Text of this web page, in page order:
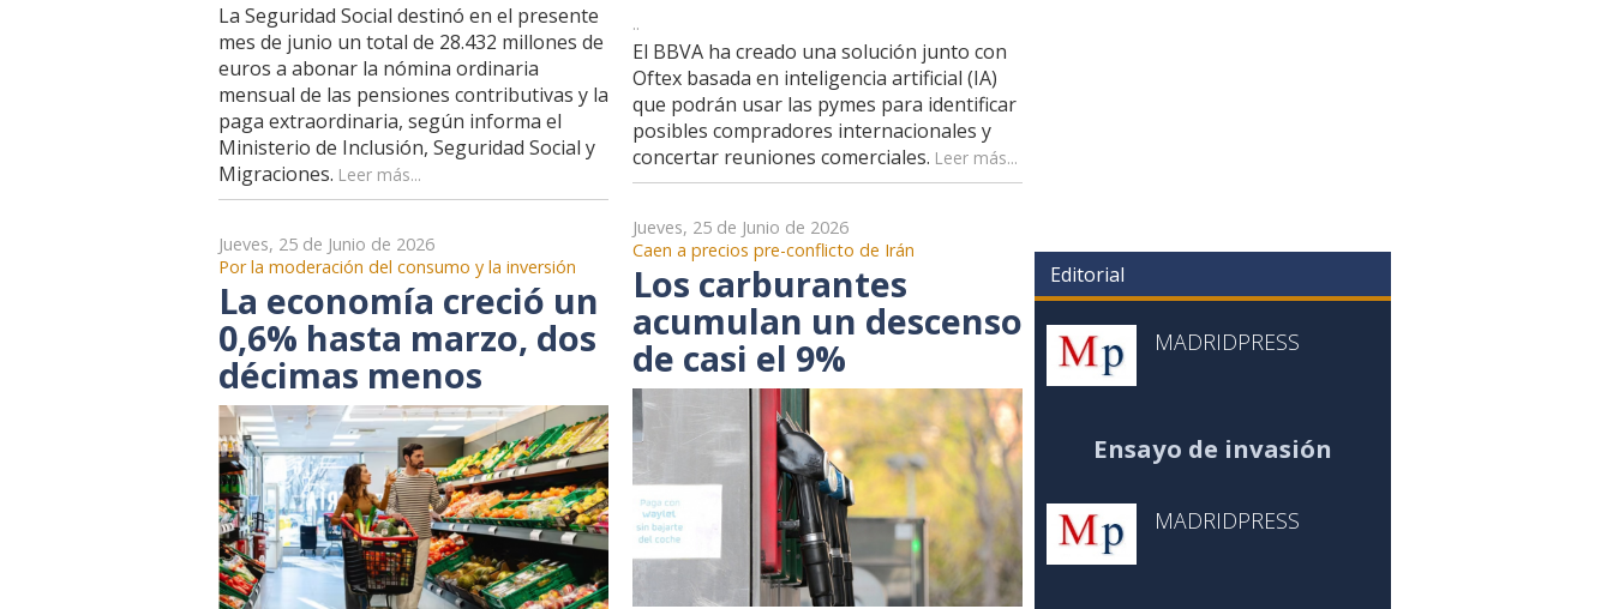
La Seguridad Social destinó en el presente
mes de junio un total de 28.432 millones de
euros a abonar la nómina ordinaria
mensual de las pensiones contributivas y la
paga extraordinaria, según informa el
Ministerio de Inclusión, Seguridad Social y
Migraciones. Leer más...
Jueves, 25 de Junio de 2026
Por la moderación del consumo y la inversión
La economía creció un
0,6% hasta marzo, dos
décimas menos
..
El BBVA ha creado una solución junto con
Oftex basada en inteligencia artificial (IA)
que podrán usar las pymes para identificar
posibles compradores internacionales y
concertar reuniones comerciales. Leer más...
Jueves, 25 de Junio de 2026
Caen a precios pre-conflicto de Irán
Los carburantes
acumulan un descenso
de casi el 9%
Editorial
MADRIDPRESS
Ensayo de invasión
MADRIDPRESS